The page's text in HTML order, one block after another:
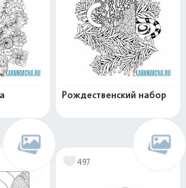
Рождественский набор
497